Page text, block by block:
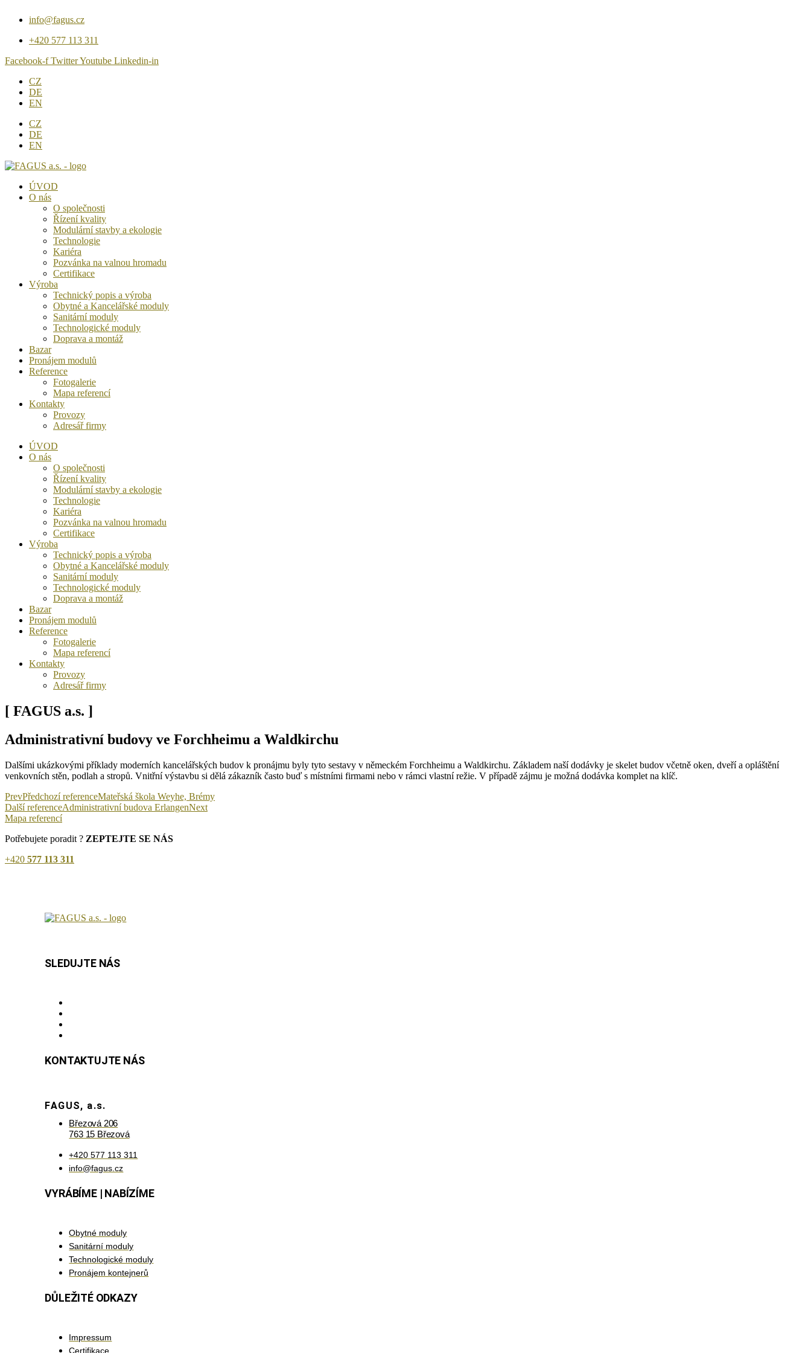
info@fagus.cz
+420 577 113 311
Facebook-f TwitterYoutube Linkedin-in
CZ
DE
EN
CZ
DE
EN
ÚVOD
O nás
O společnosti
Řízení kvality
Modulární stavby a ekologie
Technologie
Kariéra
Pozvánka na valnou hromadu
Certifikace
Výroba
Technický popis a výroba
Obytné a Kancelářské moduly
Sanitární moduly
Technologické moduly
Doprava a montáž
Bazar
Pronájem modulů
Reference
Fotogalerie
Mapa referencí
Kontakty
Provozy
Adresář firmy
ÚVOD
O nás
O společnosti
Řízení kvality
Modulární stavby a ekologie
Technologie
Kariéra
Pozvánka na valnou hromadu
Certifikace
Výroba
Technický popis a výroba
Obytné a Kancelářské moduly
Sanitární moduly
Technologické moduly
Doprava a montáž
Bazar
Pronájem modulů
Reference
Fotogalerie
Mapa referencí
Kontakty
Provozy
Adresář firmy
[ FAGUS a.s. ]
Administrativní budovy ve Forchheimu a Waldkirchu
Dalšími ukázkovými příklady moderních kancelářských budov k pronájmu byly tyto sestavy v německém Forchheimu a Waldkirchu. Základem naší dodávky je skelet budov včetně oken, dveří a opláštění
venkovních stěn, podlah a stropů. Vnitřní výstavbu si dělá zákazník často buď s místními firmami nebo v rámci vlastní režie. V případě zájmu je možná dodávka komplet na klíč.
PrevPředchozí referenceMateřská škola Weyhe, Brémy
Další referenceAdministrativní budova ErlangenNext
Mapa referencí
Potřebujete poradit ? ZEPTEJTE SE NÁS
+420 577 113 311
SLEDUJTE NÁS
KONTAKTUJTE NÁS
FAGUS, a.s.
Březová 206
763 15 Březová
+420 577 113 311
info@fagus.cz
VYRÁBÍME | NABÍZÍME
Obytné moduly
Sanitární moduly
Technologické moduly
Pronájem kontejnerů
DŮLEŽITÉ ODKAZY
Impressum
Certifikace